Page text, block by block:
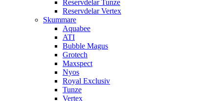
Reservdelar Tunze
Reservdelar Vertex
Skummare
Aquabee
ATI
Bubble Magus
Grotech
Maxspect
Nyos
Royal Exclusiv
Tunze
Vertex